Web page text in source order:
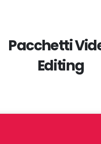
Pacchetti
Editing